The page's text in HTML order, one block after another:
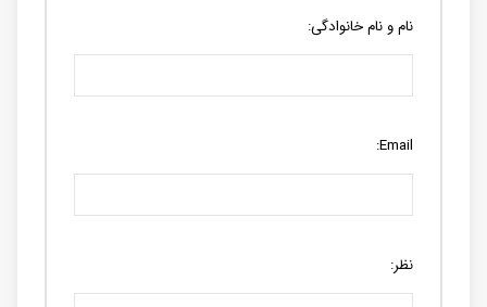
نام و نام خانوادگی:
Email:
نظر: